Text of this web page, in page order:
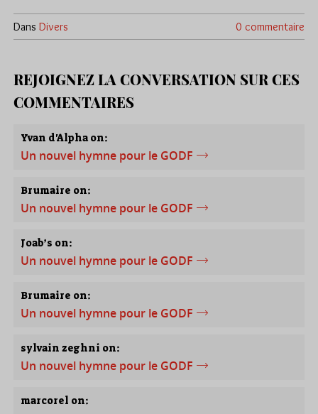
Dans Divers 0 commentaire
REJOIGNEZ LA CONVERSATION SUR CES
COMMENTAIRES
Yvan d'Alpha on:
Un nouvel hymne pour le GODF
Brumaire on:
Un nouvel hymne pour le GODF
Joab’s on:
Un nouvel hymne pour le GODF
Brumaire on:
Un nouvel hymne pour le GODF
sylvain zeghni on:
Un nouvel hymne pour le GODF
marcorel on: